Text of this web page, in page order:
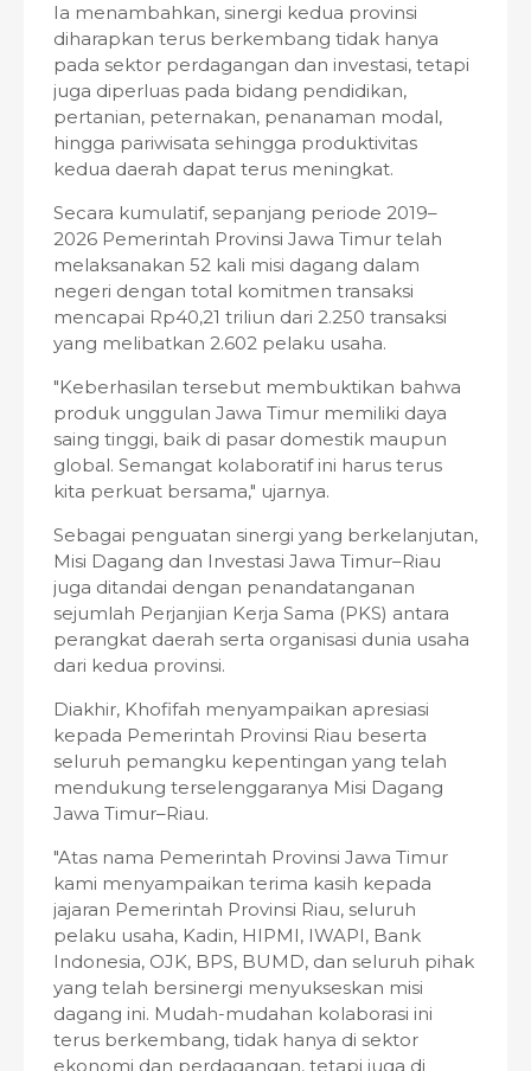
Ia menambahkan, sinergi kedua provinsi
diharapkan terus berkembang tidak hanya
pada sektor perdagangan dan investasi, tetapi
juga diperluas pada bidang pendidikan,
pertanian, peternakan, penanaman modal,
hingga pariwisata sehingga produktivitas
kedua daerah dapat terus meningkat.
Secara kumulatif, sepanjang periode 2019–
2026 Pemerintah Provinsi Jawa Timur telah
melaksanakan 52 kali misi dagang dalam
negeri dengan total komitmen transaksi
mencapai Rp40,21 triliun dari 2.250 transaksi
yang melibatkan 2.602 pelaku usaha.
"Keberhasilan tersebut membuktikan bahwa
produk unggulan Jawa Timur memiliki daya
saing tinggi, baik di pasar domestik maupun
global. Semangat kolaboratif ini harus terus
kita perkuat bersama," ujarnya.
Sebagai penguatan sinergi yang berkelanjutan,
Misi Dagang dan Investasi Jawa Timur–Riau
juga ditandai dengan penandatanganan
sejumlah Perjanjian Kerja Sama (PKS) antara
perangkat daerah serta organisasi dunia usaha
dari kedua provinsi.
Diakhir, Khofifah menyampaikan apresiasi
kepada Pemerintah Provinsi Riau beserta
seluruh pemangku kepentingan yang telah
mendukung terselenggaranya Misi Dagang
Jawa Timur–Riau.
"Atas nama Pemerintah Provinsi Jawa Timur
kami menyampaikan terima kasih kepada
jajaran Pemerintah Provinsi Riau, seluruh
pelaku usaha, Kadin, HIPMI, IWAPI, Bank
Indonesia, OJK, BPS, BUMD, dan seluruh pihak
yang telah bersinergi menyukseskan misi
dagang ini. Mudah-mudahan kolaborasi ini
terus berkembang, tidak hanya di sektor
ekonomi dan perdagangan, tetapi juga di